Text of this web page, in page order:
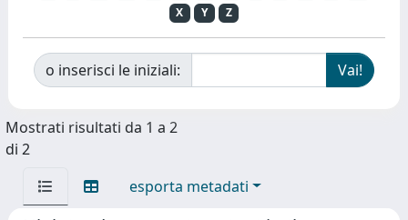
X
Y Z
o inserisci le iniziali:
Mostrati risultati da 1 a 2
di 2
esporta metadati